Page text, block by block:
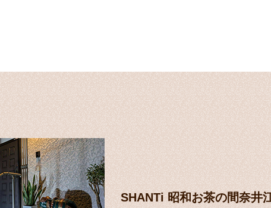
SHANTi 昭和お茶の間奈井